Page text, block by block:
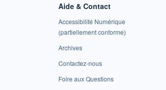
Aide & Contact
Accessibilité Numérique
(partiellement conforme)
Archives
Contactez-nous
Foire aux Questions